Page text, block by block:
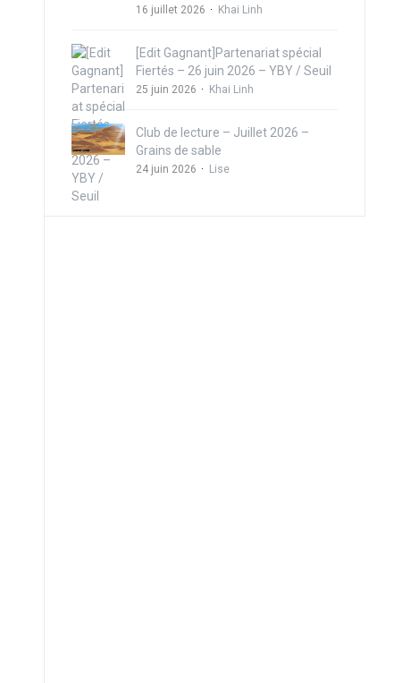
16 juillet 2026 Khai Linh
[Edit Gagnant]Partenariat spécial
Fiertés – 26 juin 2026 – YBY / Seuil
25 juin 2026 Khai Linh
Club de lecture – Juillet 2026 –
Grains de sable
24 juin 2026 Lise